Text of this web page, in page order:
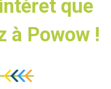
que
à Powow !